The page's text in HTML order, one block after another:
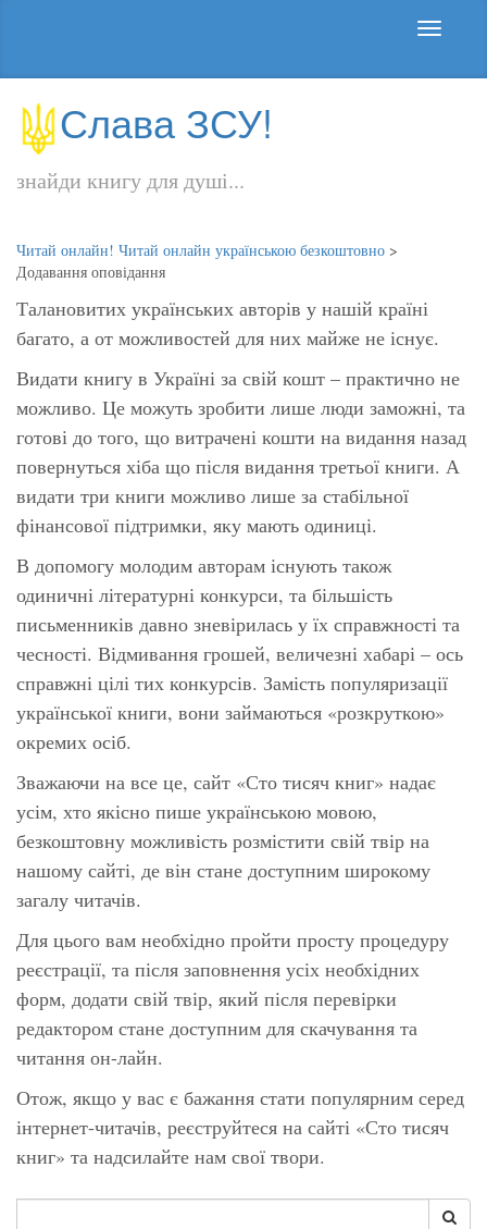
Слава ЗСУ!
знайди книгу для душі...
Читай онлайн! Читай онлайн українською безкоштовно >
Додавання оповідання
Талановитих українських авторів у нашій країні
багато, а от можливостей для них майже не існує.
Видати книгу в Україні за свій кошт – практично не
можливо. Це можуть зробити лише люди заможні, та
готові до того, що витрачені кошти на видання назад
повернуться хіба що після видання третьої книги. А
видати три книги можливо лише за стабільної
фінансової підтримки, яку мають одиниці.
В допомогу молодим авторам існують також
одиничні літературні конкурси, та більшість
письменників давно зневірилась у їх справжності та
чесності. Відмивання грошей, величезні хабарі – ось
справжні цілі тих конкурсів. Замість популяризації
української книги, вони займаються «розкруткою»
окремих осіб.
Зважаючи на все це, сайт «Сто тисяч книг» надає
усім, хто якісно пише українською мовою,
безкоштовну можливість розмістити свій твір на
нашому сайті, де він стане доступним широкому
загалу читачів.
Для цього вам необхідно пройти просту процедуру
реєстрації, та після заповнення усіх необхідних
форм, додати свій твір, який після перевірки
редактором стане доступним для скачування та
читання он-лайн.
Отож, якщо у вас є бажання стати популярним серед
інтернет-читачів, реєструйтеся на сайті «Сто тисяч
книг» та надсилайте нам свої твори.